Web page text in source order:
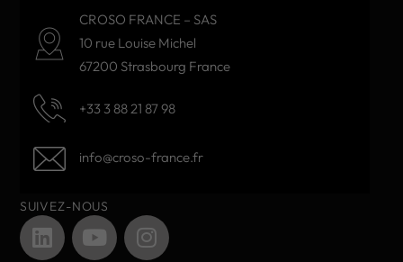
CROSO FRANCE – SAS
10 rue Louise Michel
67200 Strasbourg France
+33 3 88 21 87 98
info@croso-france.fr
SUIVEZ-NOUS